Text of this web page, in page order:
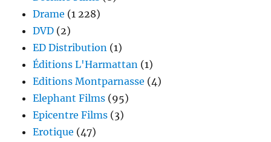
Drame (1 228)
DVD (2)
ED Distribution (1)
Éditions L'Harmattan (1)
Editions Montparnasse (4)
Elephant Films (95)
Epicentre Films (3)
Erotique (47)